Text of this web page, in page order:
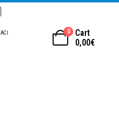
0
Cart
0,00€